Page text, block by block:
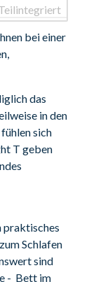
bei einer
das
in den
sich
T geben
praktisches
Schlafen
sind
- Bett im